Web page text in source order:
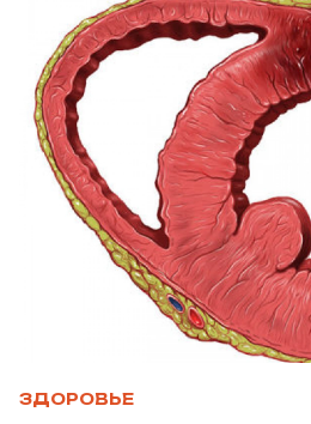
ЗДОРОВЬЕ